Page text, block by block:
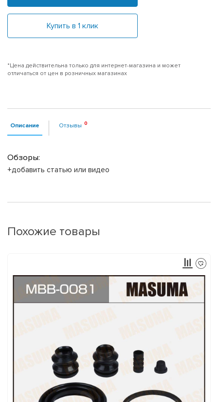
Купить в 1 клик
*Цена действительна только для интернет-магазина и может
отличаться от цен в розничных магазинах
Описание Отзывы
Обзоры:
+добавить статью или видео
Похожие товары